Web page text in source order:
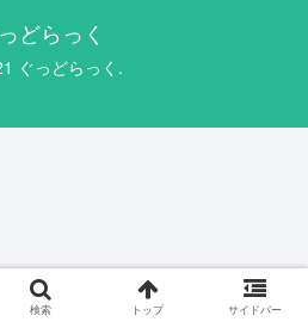
どらっく
ぐっどらっく.
検索 トップ サイドバー